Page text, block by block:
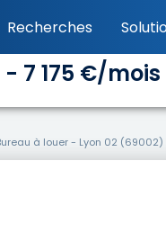
Recherches
7 175 €/mois
à louer - Lyon 02